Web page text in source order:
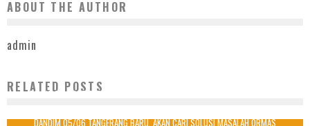
ABOUT THE AUTHOR
admin
RELATED POSTS
BENYAMIN-PILAR BERSAMA RIBUAN MASYARAKAT IKUTI CAR FREE DAY BSD
DANDIM 05/06 TANGERANG BARU, AKAN CARI SOLUSI MASALAH ORMAS